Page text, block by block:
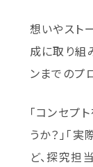
想いやスト
成に取り組
ンまでのプ
「コンセプ
うか？」「
ど、探究担